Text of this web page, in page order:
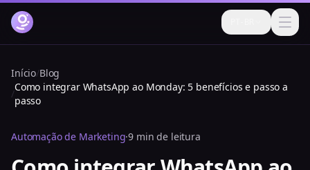
Funcionalidades
Início/Blog
/
Como integrar WhatsApp ao Monday: 5 benefícios e passo a
passo
Automação de Marketing·9 min de leitura